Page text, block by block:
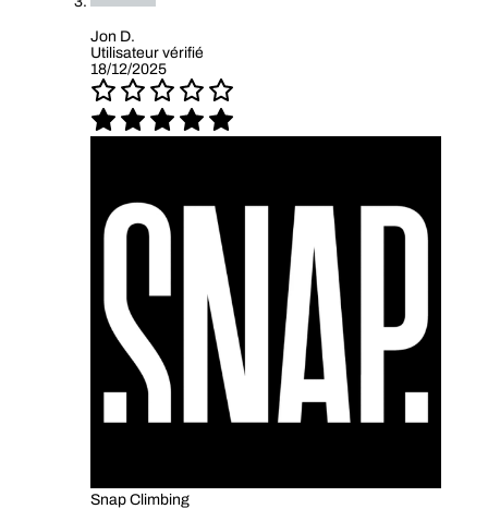
Jon D.
Utilisateur vérifié
18/12/2025
Snap Climbing